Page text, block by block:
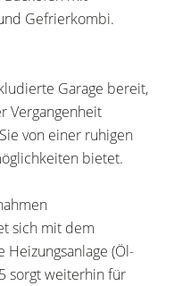
Gefrierkombi.
Garage bereit,
Vergangenheit
von einer ruhigen
bietet.
sich mit dem
Heizungsanlage (Öl-
sorgt weiterhin für